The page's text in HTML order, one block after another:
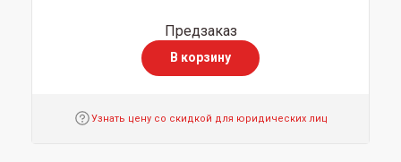
Предзаказ
В корзину
Узнать цену со скидкой для юридических лиц